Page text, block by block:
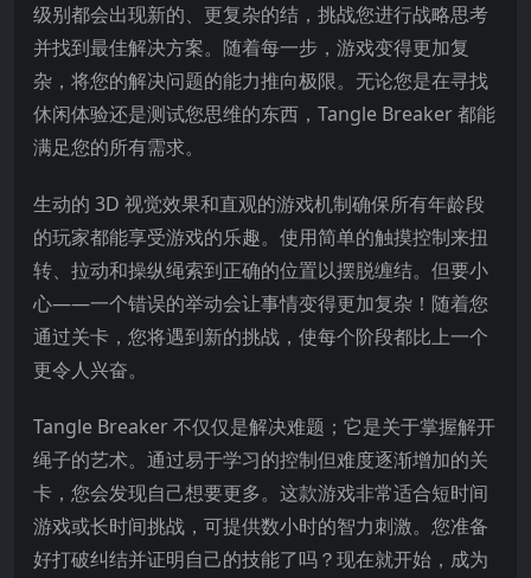
级别都会出现新的、更复杂的结，挑战您进行战略思考
并找到最佳解决方案。随着每一步，游戏变得更加复
杂，将您的解决问题的能力推向极限。无论您是在寻找
休闲体验还是测试您思维的东西，Tangle Breaker 都能
满足您的所有需求。
生动的 3D 视觉效果和直观的游戏机制确保所有年龄段
的玩家都能享受游戏的乐趣。使用简单的触摸控制来扭
转、拉动和操纵绳索到正确的位置以摆脱缠结。但要小
心——一个错误的举动会让事情变得更加复杂！随着您
通过关卡，您将遇到新的挑战，使每个阶段都比上一个
更令人兴奋。
Tangle Breaker 不仅仅是解决难题；它是关于掌握解开
绳子的艺术。通过易于学习的控制但难度逐渐增加的关
卡，您会发现自己想要更多。这款游戏非常适合短时间
游戏或长时间挑战，可提供数小时的智力刺激。您准备
好打破纠结并证明自己的技能了吗？现在就开始，成为